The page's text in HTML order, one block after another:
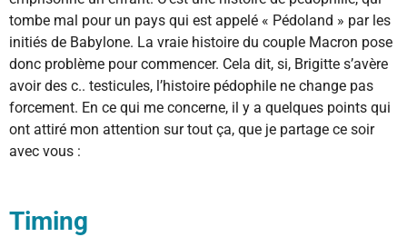
tombe mal pour un pays qui est appelé « Pédoland » par les
initiés de Babylone. La vraie histoire du couple Macron pose
donc problème pour commencer. Cela dit, si, Brigitte s’avère
avoir des c.. testicules, l’histoire pédophile ne change pas
forcement. En ce qui me concerne, il y a quelques points qui
ont attiré mon attention sur tout ça, que je partage ce soir
avec vous :
Timing